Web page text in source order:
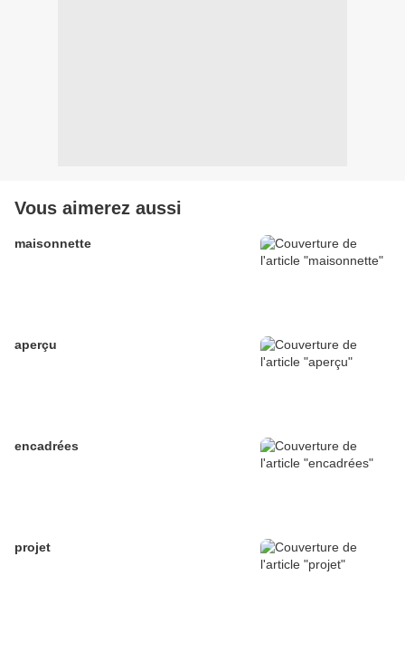
Vous aimerez aussi
maisonnette
aperçu
encadrées
projet